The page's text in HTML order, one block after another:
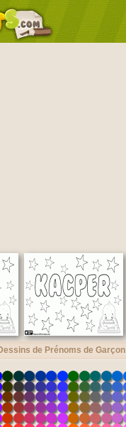
de Prénoms de Garçon